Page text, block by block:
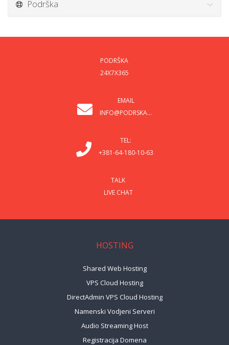
Podrška
PODRŠKA
24X7X365
EMAIL
INFO@PODRSKA...
TEL:
+381-64-180-10-63
TALK
LIVE CHAT
HOSTING
Shared Web Hosting
VPS Cloud Hosting
DirectAdmin VPS Cloud Hosting
Namenski Vodjeni Serveri
Audio Streaming Host
Registracija Domena